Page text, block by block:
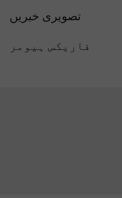
تصویری خبریں
فاریکس ہیومر